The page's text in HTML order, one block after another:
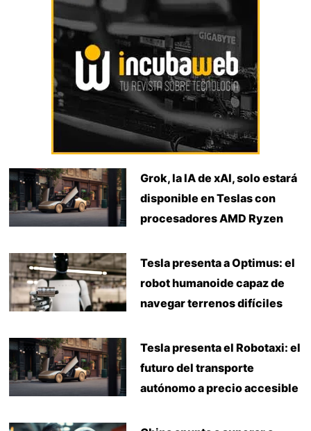
Grok, la IA de xAI, solo estará
disponible en Teslas con
procesadores AMD Ryzen
Tesla presenta a Optimus: el
robot humanoide capaz de
navegar terrenos difíciles
Tesla presenta el Robotaxi: el
futuro del transporte
autónomo a precio accesible